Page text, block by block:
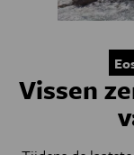
Vissen